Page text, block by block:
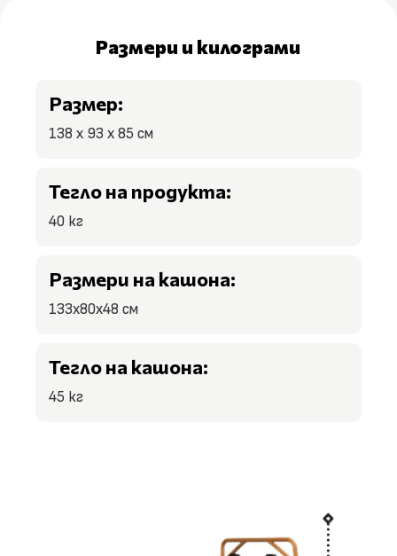
Размери и килограми
Размер:
138 х 93 х 85 см
Тегло на продукта:
40 кг
Размери на кашона:
133x80x48 см
Тегло на кашона:
45 кг